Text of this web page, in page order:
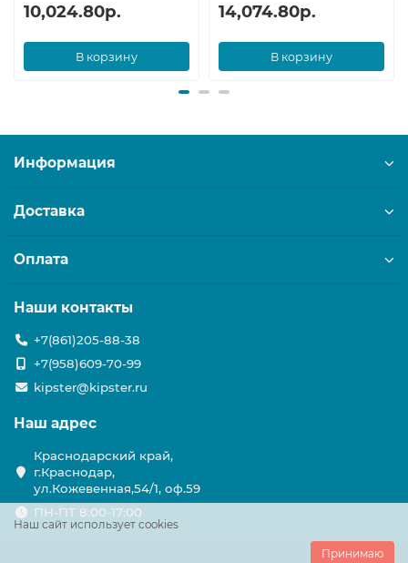
10,024.80р.
В корзину
14,074.80р.
В корзину
Наш сайт использует cookies
Принимаю
Информация
Доставка
Оплата
Наши контакты
+7(861)205-88-38
+7(958)609-70-99
kipster@kipster.ru
Наш адрес
Краснодарский край,
г.Краснодар,
ул.Кожевенная,54/1, оф.59
ПН-ПТ 8:00-17:00